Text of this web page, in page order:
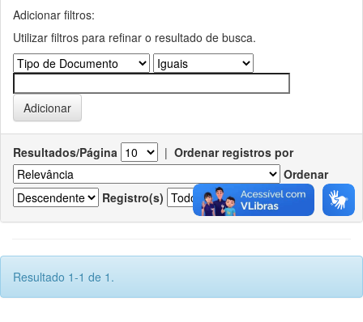
Adicionar filtros:
Utilizar filtros para refinar o resultado de busca.
Resultados/Página | Ordenar registros por
Ordenar
Registro(s)
Resultado 1-1 de 1.